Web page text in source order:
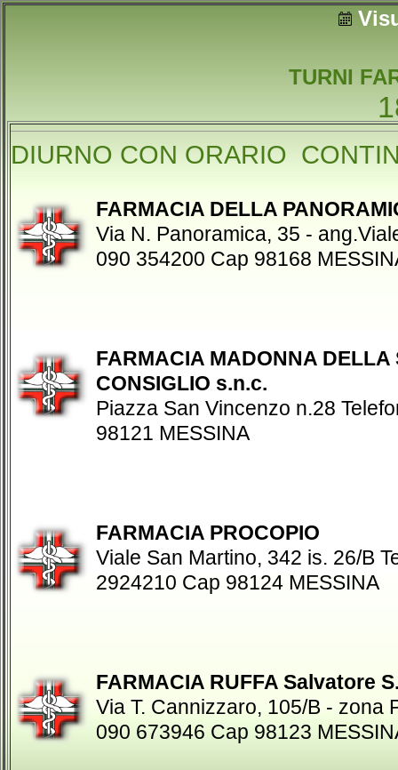
TURNI
DIURNO CON ORARIO
FARMACIA DELLA
Via N. Panoramica, 35 -
090 354200 Cap 98168
FARMACIA MADONNA DELLA
CONSIGLIO s.n.c.
Piazza San Vincenzo n.28
98121 MESSINA
FARMACIA PROCOPIO
Viale San Martino, 342 is. 26/B
2924210 Cap 98124 MESSINA
FARMACIA RUFFA Salvatore
Via T. Cannizzaro, 105/B - zona
090 673946 Cap 98123